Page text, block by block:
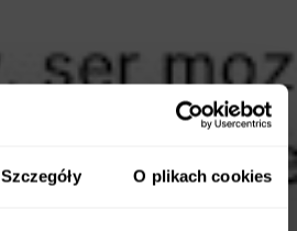
Szczegóły O plikach cookies